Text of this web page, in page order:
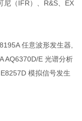
尼（IFR）、R&S、EX
任意波形发生器,
AQ6370D/E 光谱分析
模拟信号发生